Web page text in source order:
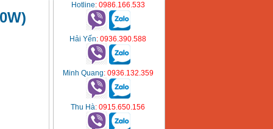
Hotline: 0986.166.533
Hải Yến: 0936.390.588
Minh Quang: 0936.132.359
Thu Hà: 0915.650.156